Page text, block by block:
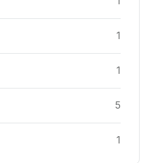
1
1
5
1